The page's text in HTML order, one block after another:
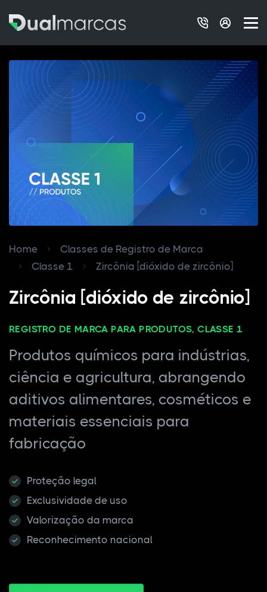
Home
Classes de Registro de Marca
Classe 1
Zircônia [dióxido de zircônio]
Zircônia [dióxido de zircônio]
REGISTRO DE MARCA PARA PRODUTOS, CLASSE 1
Produtos químicos para indústrias,
ciência e agricultura, abrangendo
aditivos alimentares, cosméticos e
materiais essenciais para
fabricação
Proteção legal
Exclusividade de uso
Valorização da marca
Reconhecimento nacional